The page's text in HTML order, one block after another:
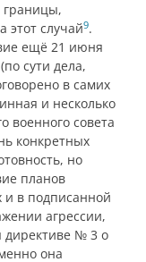
этот случай9.
ещё 21 июня
сути дела,
в самих
и несколько
военного совета
конкретных
но
планов
и в подписанной
агрессии,
директиве № 3 о
она